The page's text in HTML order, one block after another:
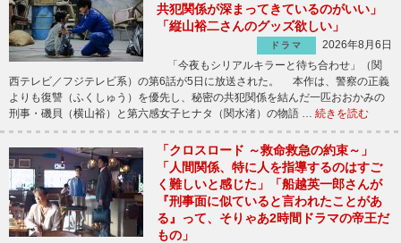
共犯関係が深まってきているのがいい」
「縦山裕二さんのグッズ欲しい」
ドラマ
2026年8月6日
「今夜もシリアルキラーと待ち合わせ」（関
西テレビ／フジテレビ系）の第6話が5日に放送された。 本作は、警察の正義
よりも復讐（ふくしゅう）を優先し、秘密の共犯関係を結んだ一匹おおかみの
刑事・磯貝（横山裕）と第六感女子ヒナタ（関水渚）の物語 … 続きを読む
「クロスロード ～救命救急の約束～」
「人間関係、特に人を指導するのはすご
く難しいと感じた」「船越英一郎さんが
『刑事面に似ていると言われたことがあ
る』って、そりゃあ2時間ドラマの帝王だ
もの」